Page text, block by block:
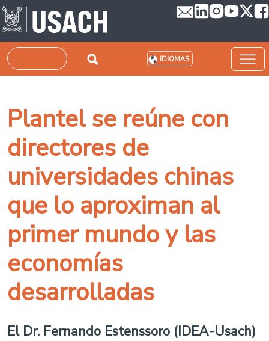
Pasar al contenido principal
Buscar IDIOMAS
Plantel se reúne con
directores de
universidades chinas
que lo aproximan al
primer mundo y las
economías
desarrolladas
El Dr. Fernando Estenssoro (IDEA-Usach)